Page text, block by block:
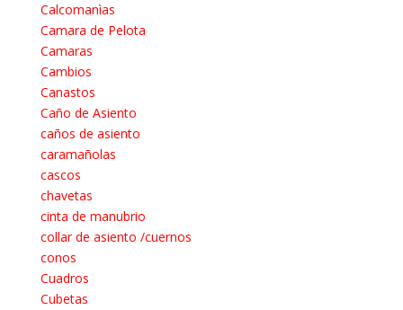
Calcomanìas
Camara de Pelota
Camaras
Cambios
Canastos
Caño de Asiento
caños de asiento
caramañolas
cascos
chavetas
cinta de manubrio
collar de asiento /cuernos
conos
Cuadros
Cubetas